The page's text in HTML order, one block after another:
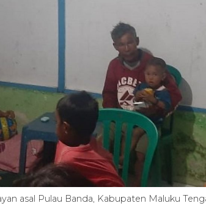
asal Pulau Banda, Kabupaten Maluku